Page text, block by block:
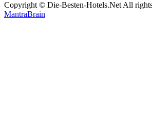
Copyright © Die-Besten-Hotels.Net All
MantraBrain